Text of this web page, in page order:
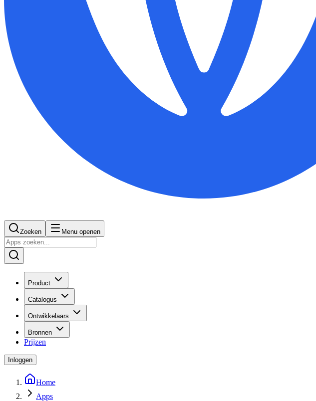
Zoeken Menu openen
Product
Catalogus
Ontwikkelaars
Bronnen
Prijzen
Inloggen
Home
Apps